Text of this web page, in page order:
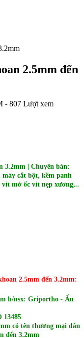
2.5mm đến
- 807 Lượt xem
3.2mm | Chuyên bán:
cắt bột, kềm panh
mở ốc vít nẹp xương,..
2.5mm đến 3.2mm:
h/nsx: Griportho - Ấn
13485
có tên thương mại dẫn
đến 3.2mm